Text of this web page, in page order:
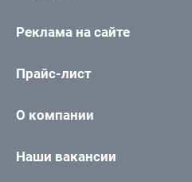
Реклама на сайте
Прайс-лист
О компании
Наши вакансии